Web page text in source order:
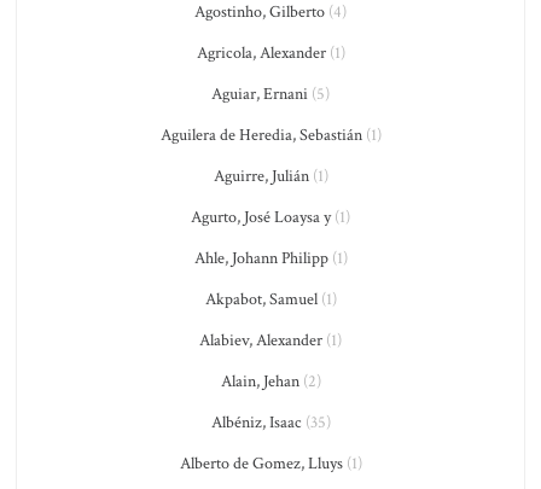
Agostinho, Gilberto (4)
Agricola, Alexander(1)
Aguiar, Ernani (5)
Aguilera de Heredia, Sebastián(1)
Aguirre, Julián(1)
Agurto, José Loaysa y(1)
Ahle, Johann Philipp(1)
Akpabot, Samuel(1)
Alabiev, Alexander (1)
Alain, Jehan(2)
Albéniz, Isaac (35)
Alberto de Gomez, Lluys(1)